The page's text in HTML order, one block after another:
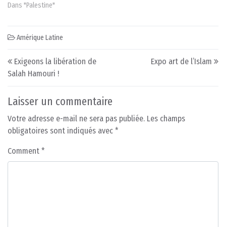
Dans "Palestine"
Amérique Latine
Post navigation
Exigeons la libération de
Salah Hamouri !
Expo art de l’Islam
Laisser un commentaire
Votre adresse e-mail ne sera pas publiée. Les champs
obligatoires sont indiqués avec *
Comment *